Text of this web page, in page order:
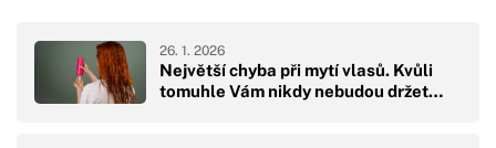
Největší chyba při mytí vlasů. Kvůli
tomuhle Vám nikdy nebudou držet…
26. 1. 2026